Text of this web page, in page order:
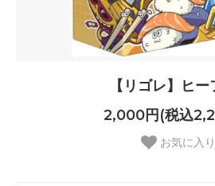
【リゴレ】ヒ
2,000円(税込
お気に入り